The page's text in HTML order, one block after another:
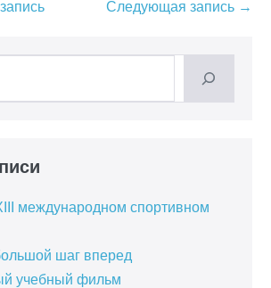
Следующая запись →
международном спортивном
шаг вперед
учебный фильм